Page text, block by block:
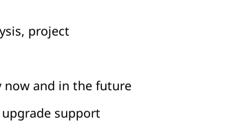
project
and in the future
support